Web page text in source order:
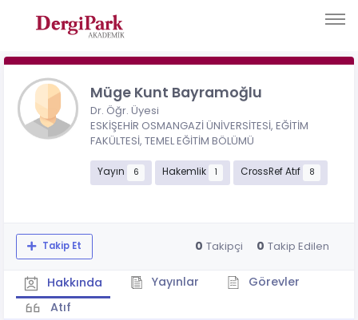
Müge Kunt Bayramoğlu
Dr. Öğr. Üyesi
ESKİŞEHİR OSMANGAZİ ÜNİVERSİTESİ, EĞİTİM
FAKÜLTESİ, TEMEL EĞİTİM BÖLÜMÜ
Yayın 6 Hakemlik 1 CrossRef Atıf 8
Takip Et 0 Takipçi 0 Takip Edilen
Hakkında Yayınlar
Görevler
Atıf